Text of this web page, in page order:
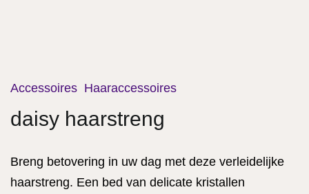
Accessoires Haaraccessoires
daisy haarstreng
Breng betovering in uw dag met deze verleidelijke
haarstreng. Een bed van delicate kristallen